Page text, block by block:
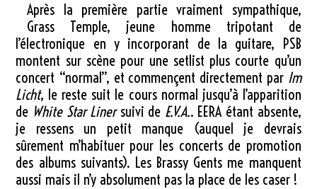
Après la première partie vraiment sympathique,
Grass Temple, jeune homme tripotant de
l’électronique en y incorporant de la guitare, PSB
montent sur scène pour une setlist plus courte qu’un
concert “normal”, et commençent directement par Im
Licht, le reste suit le cours normal jusqu’à l’apparition
de White Star Linersuivi de E.V.A.. EERA étant absente,
je ressens un petit manque (auquel je devrais
sûrement m’habituer pour les concerts de promotion
des albums suivants). Les Brassy Gents me manquent
aussi mais il n’y absolument pas la place de les caser !